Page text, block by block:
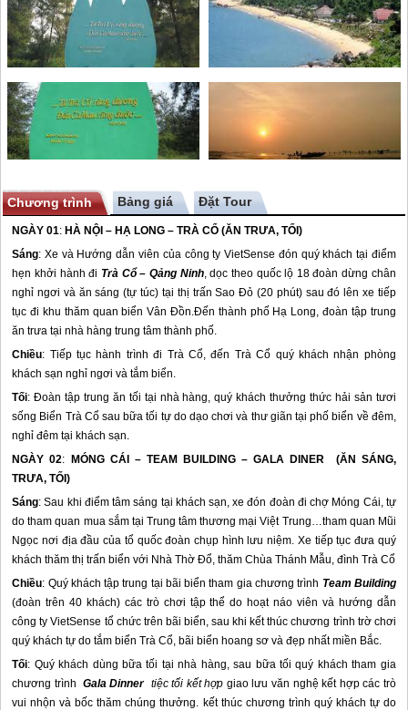
Chương trình Bảng giá
NGÀY 01: HÀ NỘI – HẠ LONG –TRÀ CỔ (ĂN TRƯA, TỐI)
Sáng: Xe và Hướng dẫn viên của công ty VietSense đón quý khách tại điểm
hẹn khởi hành đi Trà Cổ– Qảng Ninh, dọc theo quốc lộ 18 đoàn dừng chân
nghỉ ngơi và ăn sáng (tự túc) tại thị trấn Sao Đỏ (20 phút) sau đó lên xe tiếp
tục đi khu thăm quan biểnVân Đồn.Đến thành phố Hạ Long, đoàn tập trung
ăn trưa tại nhà hàng trung tâm thành phố.
Chiều: Tiếp tục hành trình đi Trà Cổ, đến Trà Cổ quý khách nhận phòng
khách sạn nghỉ ngơi và tắm biển.
Tối: Đoàn tập trung ăn tối tại nhà hàng, quý khách thưởng thức hải sản tươi
sống Biển Trà Cổsau bữa tối tự do dạo chơi và thư giãn tại phố biển về đêm,
nghỉ đêm tại khách sạn.
NGÀY 02:
MÓNG CÁI – TEAM BUILDING – GALA DINER (ĂN SÁNG,
TRƯA, TỐI)
Sáng: Sau khi điểm tâm sáng tại khách sạn, xe đón đoàn đi chợ Móng Cái, tự
do tham quan mua sắm tại Trung tâm thương mại Việt Trung…tham quan Mũi
Ngọc nơi địa đầu của tổ quốc đoàn chụp hình lưu niệm. Xe tiếp tục đưa quý
khách thăm thị trấn biển với Nhà Thờ Đổ, thăm Chùa Thánh Mẫu, đình Trà Cổ
Chiều: Quý khách tập trung tại bãi biển tham gia chương trình Team Building
(đoàn trên 40 khách) các trò chơi tập thể do hoạt náo viên và hướng dẫn
công ty VietSense tổ chức trên bãi biển, sau khi kết thúc chương trình trờ chơi
quý khách tự do tắm biểnTrà Cổ, bãi biển hoang sơ và đẹp nhất miền Bắc.
Tối: Quý khách dùng bữa tối tại nhà hàng, sau bữa tối quý khách tham gia
chương trình Gala Dinner tiệc tối kết hợp giao lưu văn nghệ kết hợp các trò
vui nhộn và bốc thăm chúng thưởng. kết thúc chương trình quý khách tự do